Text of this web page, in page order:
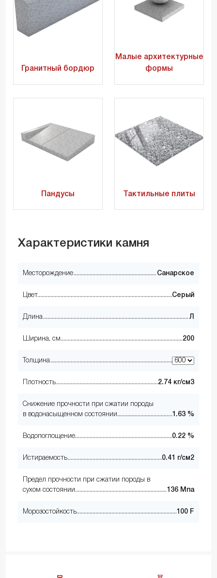
Гранитный бордюр
Малые архитектурные
формы
Пандусы Тактильные плиты
Характеристики камня
Месторождение Санарское
Цвет Серый
Длина Л
Ширина, см 200
Толщина
Плотность 2.74 кг/см3
Снижение прочности при сжатии породы
в водонасыщенном состоянии
1.63 %
Водопоглощение 0.22 %
Истираемость 0.41 г/см2
Предел прочности при сжатии породы в
сухом состоянии
136 Мпа
Морозостойкость 100 F